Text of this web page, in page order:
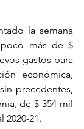
la semana
más de $
gastos para
económica,
precedentes,
de $ 354 mil
2020-21.